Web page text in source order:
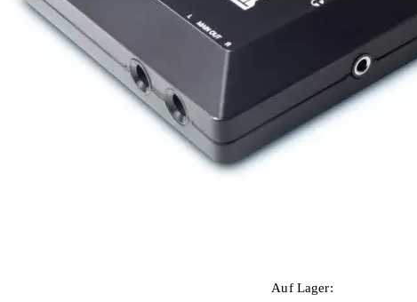
Auf Lager: